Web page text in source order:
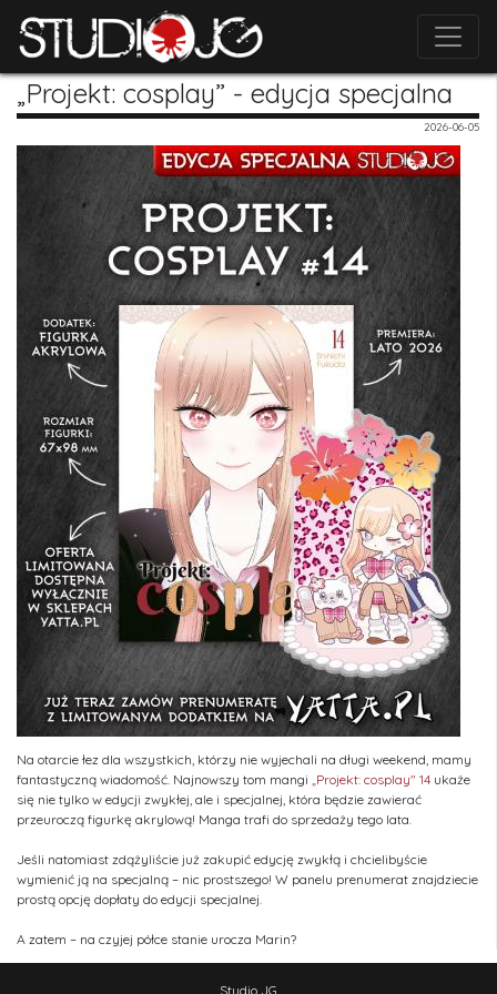
„Projekt: cosplay” - edycja specjalna
2026-06-05
Na otarcie łez dla wszystkich, którzy nie wyjechali na długi weekend, mamy
fantastyczną wiadomość. Najnowszy tom mangi „Projekt: cosplay" 14 ukaże
się nie tylko w edycji zwykłej, ale i specjalnej, która będzie zawierać
przeuroczą figurkę akrylową! Manga trafi do sprzedaży tego lata.
Jeśli natomiast zdążyliście już zakupić edycję zwykłą i chcielibyście
wymienić ją na specjalną – nic prostszego! W panelu prenumerat znajdziecie
prostą opcję dopłaty do edycji specjalnej.
A zatem – na czyjej półce stanie urocza Marin?
Studio JG